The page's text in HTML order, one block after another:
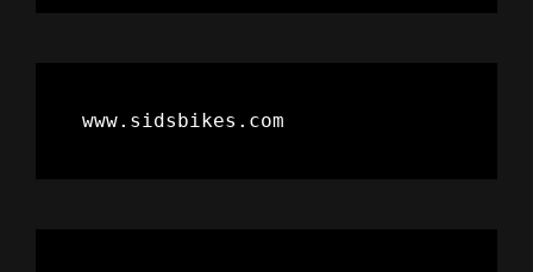
www.sidsbikes.com